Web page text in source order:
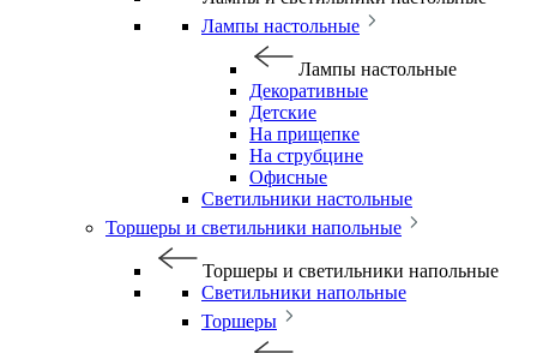
Лампы настольные
Лампы настольные
Декоративные
Детские
На прищепке
На струбцине
Офисные
Светильники настольные
Торшеры и светильники напольные
Торшеры и светильники напольные
Светильники напольные
Торшеры